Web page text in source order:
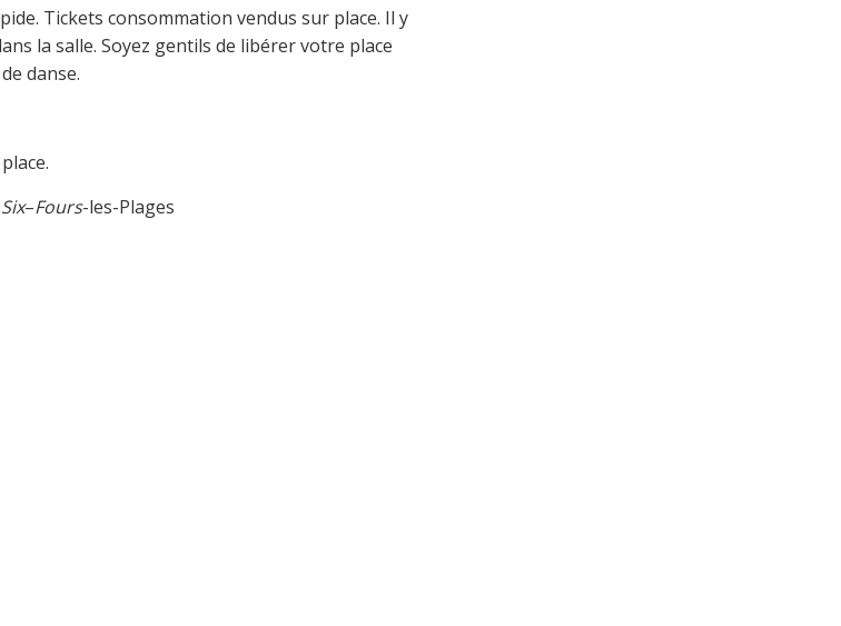
Tickets consommation vendus sur place. Il y
la salle. Soyez gentils de libérer votre place
danse.
Six–Fours-les-Plages